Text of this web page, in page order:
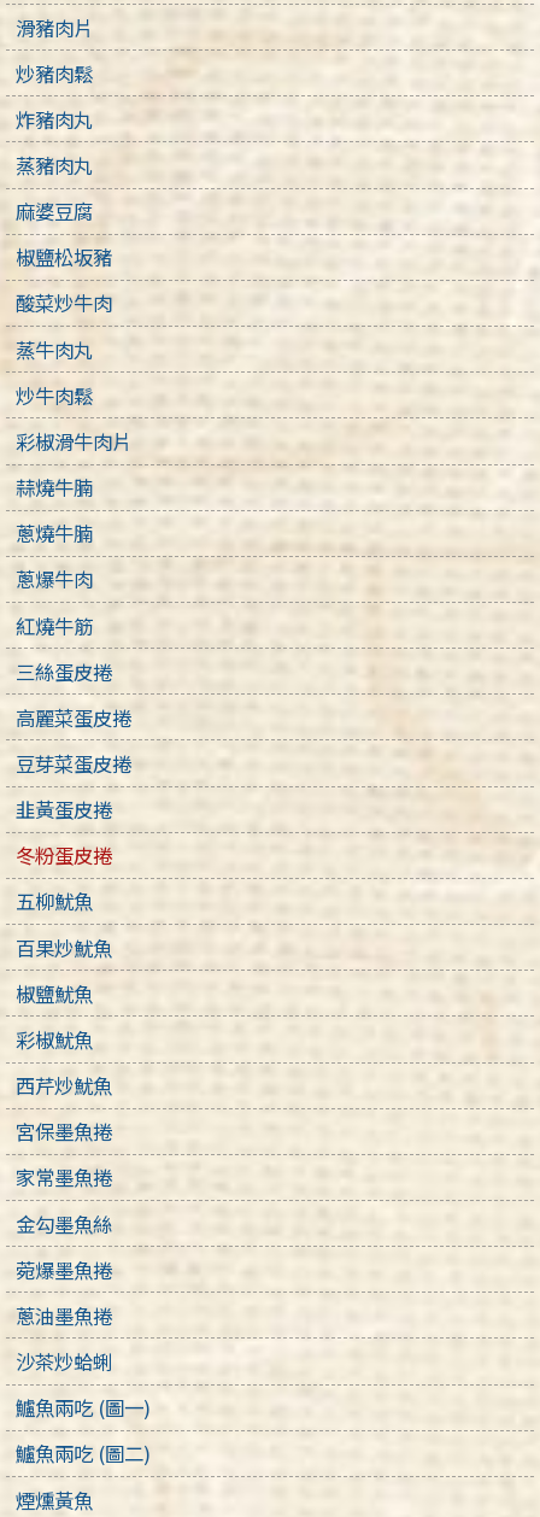
滑豬肉片
炒豬肉鬆
炸豬肉丸
蒸豬肉丸
麻婆豆腐
椒鹽松坂豬
酸菜炒牛肉
蒸牛肉丸
炒牛肉鬆
彩椒滑牛肉片
蒜燒牛腩
蔥燒牛腩
蔥爆牛肉
紅燒牛筋
三絲蛋皮捲
高麗菜蛋皮捲
豆芽菜蛋皮捲
韭黃蛋皮捲
冬粉蛋皮捲
五柳魷魚
百果炒魷魚
椒鹽魷魚
彩椒魷魚
西芹炒魷魚
宮保墨魚捲
家常墨魚捲
金勾墨魚絲
菀爆墨魚捲
蔥油墨魚捲
沙茶炒蛤蜊
鱸魚兩吃 (圖一)
鱸魚兩吃 (圖二)
煙燻黃魚